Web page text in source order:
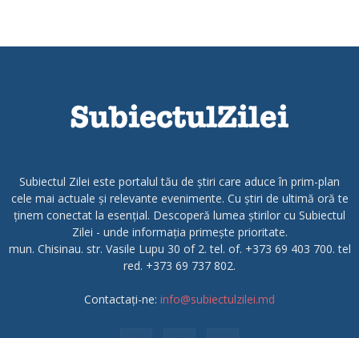
Subiectul Zilei este portalul tău de știri care aduce în prim-plan
cele mai actuale și relevante evenimente. Cu știri de ultimă oră te
ținem conectat la esențial. Descoperă lumea știrilor cu Subiectul
Zilei - unde informația primește prioritate.
mun. Chisinau. str. Vasile Lupu 30 of 2. tel. of. +373 69 403 700. tel
red. +373 69 737 802.
Contactați-ne: info@subiectulzilei.md